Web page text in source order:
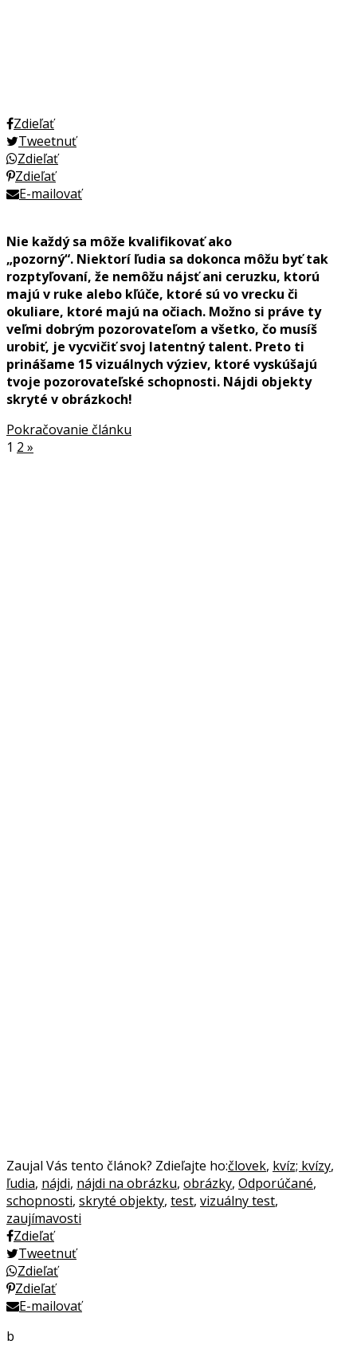
Zdieľať
Tweetnuť
Zdieľať
Zdieľať
E-mailovať
Nie každý sa môže kvalifikovať ako
„pozorný“. Niektorí ľudia sa dokonca môžu byť tak
rozptyľovaní, že nemôžu nájsť ani ceruzku, ktorú
majú v ruke alebo kľúče, ktoré sú vo vrecku či
okuliare, ktoré majú na očiach. Možno si práve ty
veľmi dobrým pozorovateľom a všetko, čo musíš
urobiť, je vycvičiť svoj latentný talent. Preto ti
prinášame 15 vizuálnych výziev, ktoré vyskúšajú
tvoje pozorovateľské schopnosti. Nájdi objekty
skryté v obrázkoch!
Pokračovanie článku
1 2 »
Zaujal Vás tento článok? Zdieľajte ho:človek, kvíz; kvízy,
ľudia, nájdi, nájdi na obrázku, obrázky, Odporúčané,
schopnosti, skryté objekty, test, vizuálny test,
zaujímavosti
Zdieľať
Tweetnuť
Zdieľať
Zdieľať
E-mailovať
b